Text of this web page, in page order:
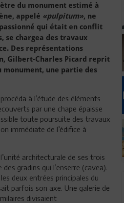
du monument estimé à
appelé «pulpitum», ne
qui était en conflit
se chargea des travaux
Des représentations
Gilbert-Charles Picard reprit
monument, une partie des
à l’étude des éléments
par une chape épaisse
toute poursuite des travaux
immédiate de l’édifice à
architecturale de ses trois
gradins qui l’enserre (cavea).
deux entrées principales du
parfois son axe. Une galerie de
divisaient